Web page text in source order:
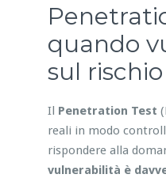
quando
sul rischio
Il Penetration Test
reali in modo
rispondere alla
vulnerabilità è